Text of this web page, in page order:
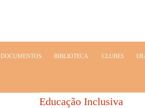
DOCUMENTOS BIBLIOTECA CLUBES
Educação Inclusiva